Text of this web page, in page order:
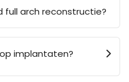
arch reconstructie?
implantaten?